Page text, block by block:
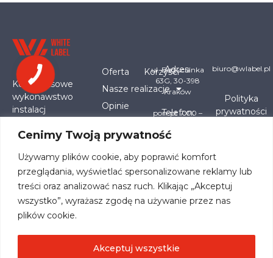
Cenimy Twoją prywatność
Używamy plików cookie, aby poprawić komfort
przeglądania, wyświetlać spersonalizowane reklamy lub
treści oraz analizować nasz ruch. Klikając „Akceptuj
wszystko”, wyrażasz zgodę na używanie przez nas
plików cookie.
Akceptuj wszystkie
Kompleksowe
wykonawstwo
instalacj
źródeł energii
pozyskaniem
dofinansowania.
Fotowoltaika,
magazyny
energii,
ciepła.
Oferta
Korzyści
Nasze realizacje
Opinie
Blog
Kontakt
Adres:
ul. Bogucianka
63G, 30-398
Kraków
Telefon:
pon-pt 7:00 –
880
867
489
biuro@wlabel.pl
Polityka
prywatności